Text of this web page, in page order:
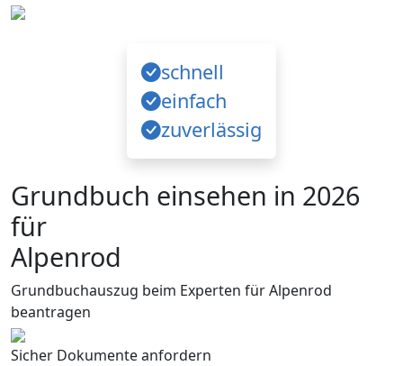
schnell
einfach
zuverlässig
Grundbuch einsehen in 2026
für
Alpenrod
Grundbuchauszug beim Experten für Alpenrod
beantragen
Sicher Dokumente anfordern